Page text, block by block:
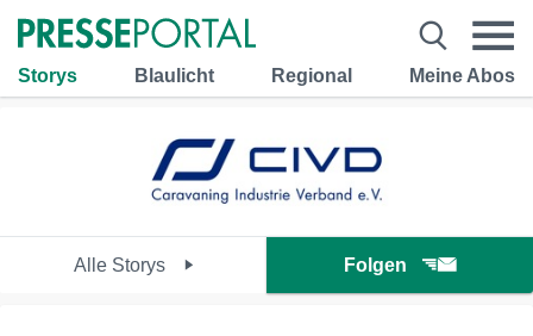
Storys Blaulicht Regional Meine Abos
Alle Storys Folgen